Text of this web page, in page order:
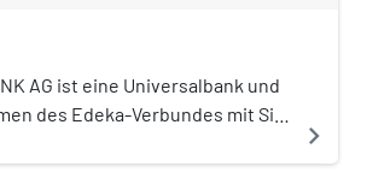
AG ist eine Universalbank und
des Edeka-Verbundes mit Sitz
zentrale Finanzierungsinstitut
navigate_next